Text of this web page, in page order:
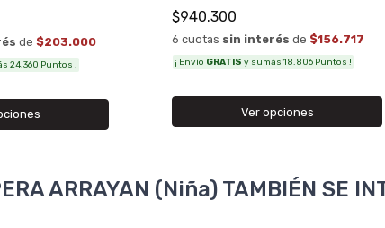
de $203.000
24.360 Puntos !
$940.300
6 cuotas sin interés de $156.717
¡ Envío GRATIS y sumás 18.806 Puntos !
Ver opciones
ARRAYAN (Niña) TAMBIÉN SE